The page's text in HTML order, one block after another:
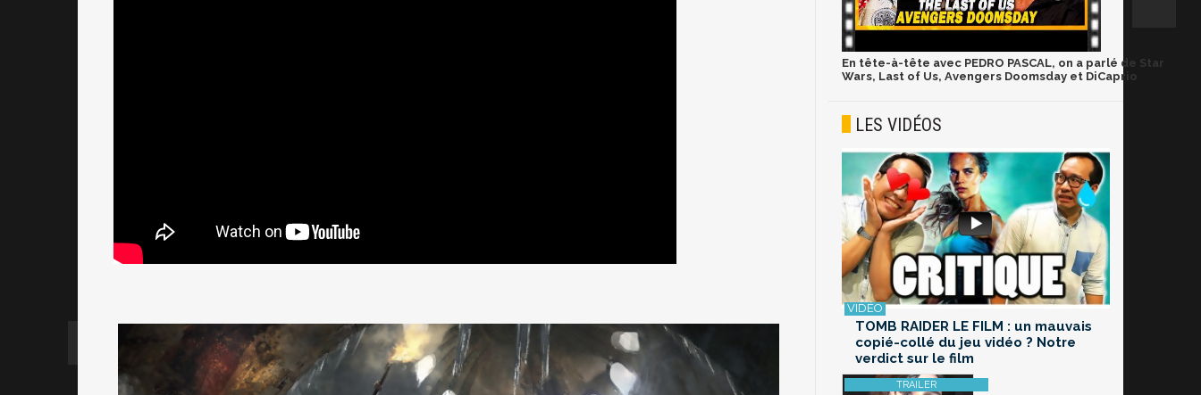
En tête-à-tête avec PEDRO PASCAL, on a parlé de Star
Wars, Last of Us, Avengers Doomsday et DiCaprio
LES VIDÉOS
TOMB RAIDER LE FILM : un mauvais
copié-collé du jeu vidéo ? Notre
verdict sur le film